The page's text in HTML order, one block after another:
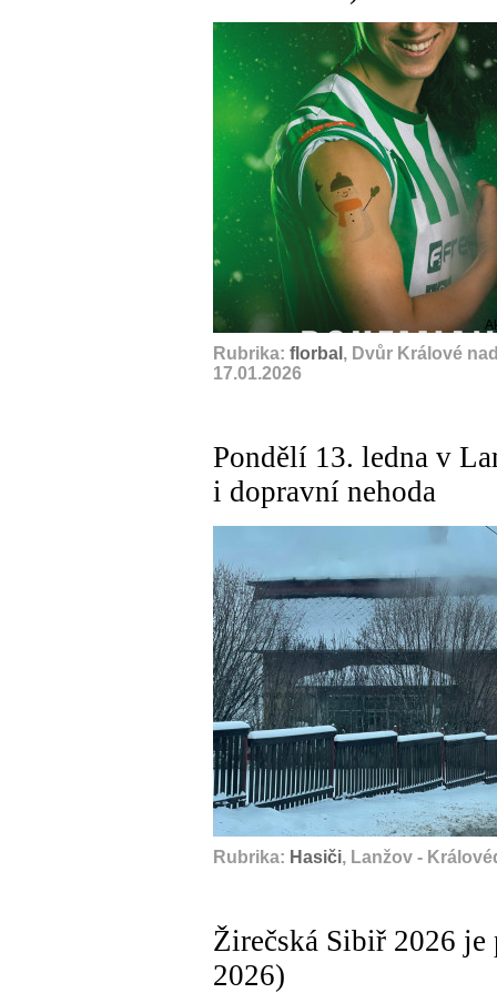
Rubrika: florbal , Dvůr Králové
17.01.2026
Pondělí 13. ledna v
i dopravní nehoda
Rubrika: Hasiči, Lanžov -
Žirečská Sibiř 2026 je
2026)